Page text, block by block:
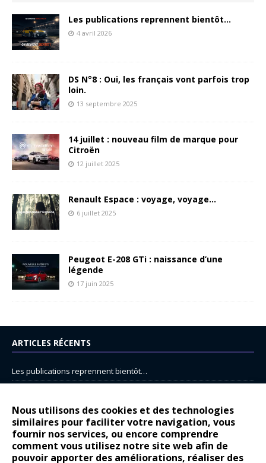
Nous utilisons des cookies et des technologies
similaires pour faciliter votre navigation, vous
fournir nos services, ou encore comprendre
comment vous utilisez notre site web afin de
pouvoir apporter des améliorations, réaliser des
Les publications reprennent bientôt…
4 avril 2026
DS N°8 : Oui, les français vont parfois trop
loin.
13 septembre 2025
14 juillet : nouveau film de marque pour
Citroën
12 juillet 2025
Renault Espace : voyage, voyage…
6 juillet 2025
Peugeot E-208 GTi : naissance d’une
légende
17 juin 2025
ARTICLES RÉCENTS
Les publications reprennent bientôt…
14 juillet : nouveau film de marque pour Citroën
Renault Espace : voyage, voyage…
Peugeot E-208 GTi : naissance d’une légende